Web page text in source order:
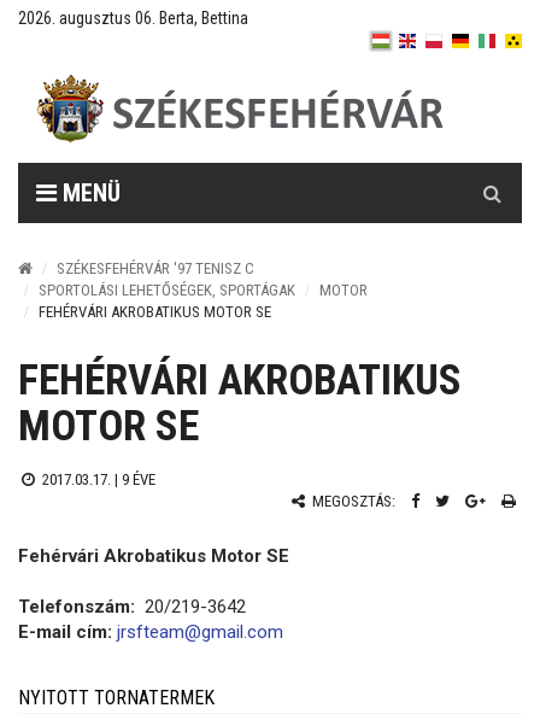
2026. augusztus 06. Berta, Bettina
MENÜ
SZÉKESFEHÉRVÁR '97 TENISZ C
SPORTOLÁSI LEHETŐSÉGEK, SPORTÁGAK
MOTOR
FEHÉRVÁRI AKROBATIKUS MOTOR SE
FEHÉRVÁRI AKROBATIKUS
MOTOR SE
2017.03.17. | 9 ÉVE
MEGOSZTÁS:
Fehérvári Akrobatikus Motor SE
Telefonszám: 20/219-3642
E-mail cím: jrsfteam@gmail.com
NYITOTT TORNATERMEK